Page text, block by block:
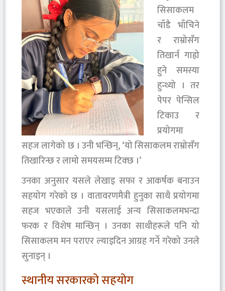
सिसाकलम
चाँडै भाँचिने
र राम्रोसँग
तिखार्न गाह्रो
हुने समस्या
हुन्थ्यो । तर
पेपर पेन्सिल
टिकाउ र
प्रयोगमा
सहज लागेको छ । उनी भन्छिन्, ‘यो सिसाकलम राम्रोसँग
तिखारिन्छ र लामो समयसम्म टिक्छ ।’
उनका अनुसार यसले लेखाइ सफा र आकर्षक बनाउन
सहयोग गरेको छ । वातावरणमैत्री हुनुका साथै प्रयोगमा
सहज भएकाले उनी यसलाई अन्य सिसाकलमभन्दा
फरक र विशेष मान्छिन् । उनका साथीहरूले पनि यो
सिसाकलम मन पराएर ल्याइदिन आग्रह गर्ने गरेको उनले
सुनाइन् ।
स्थानीय सरकारको सहयोग